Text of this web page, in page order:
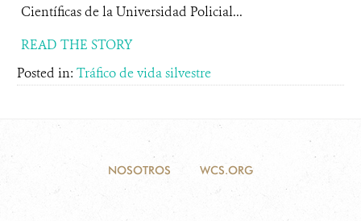
Científicas de la Universidad Policial...
READ THE STORY
Posted in: Tráfico de vida silvestre
NOSOTROS WCS.ORG